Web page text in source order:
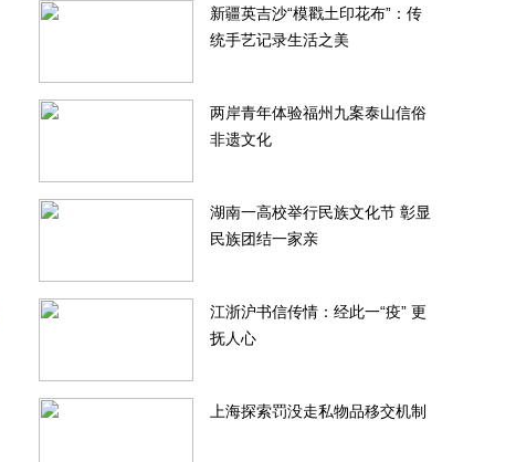
新疆英吉沙“模戳土印花布”：传
统手艺记录生活之美
两岸青年体验福州九案泰山信俗
非遗文化
湖南一高校举行民族文化节 彰显
民族团结一家亲
江浙沪书信传情：经此一“疫” 更
抚人心
上海探索罚没走私物品移交机制